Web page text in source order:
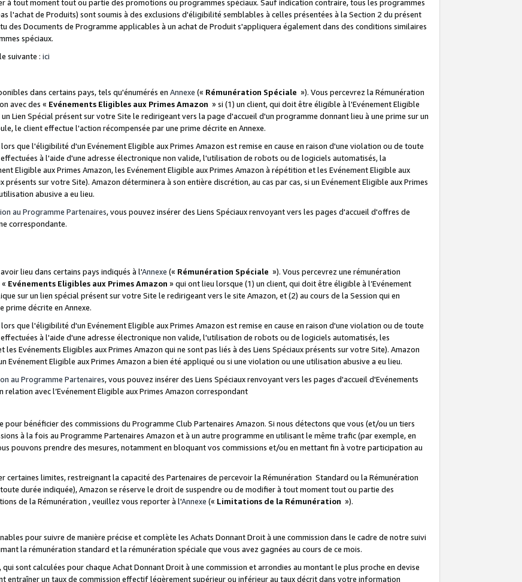
à tout moment tout ou partie des promotions ou programmes spéciaux. Sauf indication contraire, tous les programmes
l'achat de Produits) sont soumis à des exclusions d'éligibilité semblables à celles présentées à la Section 2 du présent
des Documents de Programme applicables à un achat de Produit s'appliquera également dans des conditions similaires
spéciaux.
suivante : ici
dans certains pays, tels qu'énumérés en Annexe (« Rémunération Spéciale »). Vous percevrez la Rémunération
avec des « Evénements Eligibles aux Primes Amazon » si (1) un client, qui doit être éligible à l'Evénement Eligible
Lien Spécial présent sur votre Site le redirigeant vers la page d'accueil d'un programme donnant lieu à une prime sur un
le client effectue l'action récompensée par une prime décrite en Annexe.
que l'éligibilité d'un Evénement Eligible aux Primes Amazon est remise en cause en raison d'une violation ou de toute
à l'aide d'une adresse électronique non valide, l'utilisation de robots ou de logiciels automatisés, la
Eligible aux Primes Amazon, les Evénement Eligible aux Primes Amazon à répétition et les Evénement Eligible aux
présents sur votre Site). Amazon déterminera à son entière discrétion, au cas par cas, si un Evénement Eligible aux Primes
abusive a eu lieu.
au Programme Partenaires, vous pouvez insérer des Liens Spéciaux renvoyant vers les pages d'accueil d'offres de
correspondante.
lieu dans certains pays indiqués à l'Annexe (« Rémunération Spéciale »). Vous percevrez une rémunération
Evénements Eligibles aux Primes Amazon » qui ont lieu lorsque (1) un client, qui doit être éligible à l’Evénement
sur un lien spécial présent sur votre Site le redirigeant vers le site Amazon, et (2) au cours de la Session qui en
prime décrite en Annexe.
que l'éligibilité d'un Evénement Eligible aux Primes Amazon est remise en cause en raison d'une violation ou de toute
à l'aide d'une adresse électronique non valide, l'utilisation de robots ou de logiciels automatisés, les
Evénements Eligibles aux Primes Amazon qui ne sont pas liés à des Liens Spéciaux présents sur votre Site). Amazon
Evénement Eligible aux Primes Amazon a bien été appliqué ou si une violation ou une utilisation abusive a eu lieu.
au Programme Partenaires, vous pouvez insérer des Liens Spéciaux renvoyant vers les pages d'accueil d'Evénements
relation avec l’Evénement Eligible aux Primes Amazon correspondant
bénéficier des commissions du Programme Club Partenaires Amazon. Si nous détectons que vous (et/ou un tiers
à la fois au Programme Partenaires Amazon et à un autre programme en utilisant le même trafic (par exemple, en
pouvons prendre des mesures, notamment en bloquant vos commissions et/ou en mettant fin à votre participation au
certaines limites, restreignant la capacité des Partenaires de percevoir la Rémunération Standard ou la Rémunération
durée indiquée), Amazon se réserve le droit de suspendre ou de modifier à tout moment tout ou partie des
de la Rémunération , veuillez vous reporter à l'Annexe (« Limitations de la Rémunération »).
pour suivre de manière précise et complète les Achats Donnant Droit à une commission dans le cadre de notre suivi
la rémunération standard et la rémunération spéciale que vous avez gagnées au cours de ce mois.
sont calculées pour chaque Achat Donnant Droit à une commission et arrondies au montant le plus proche en devise
entraîner un taux de commission effectif légèrement supérieur ou inférieur au taux décrit dans votre information